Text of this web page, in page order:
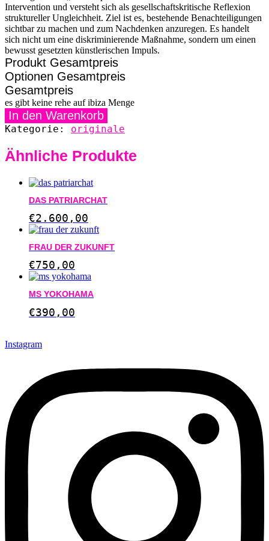
Intervention und versteht sich als gesellschaftskritische Reflexion
struktureller Ungleichheit. Ziel ist es, bestehende Benachteiligungen
sichtbar zu machen und zum Nachdenken anzuregen. Es handelt
sich nicht um eine diskriminierende Maßnahme, sondern um einen
bewusst gesetzten künstlerischen Impuls.
Produkt Gesamtpreis
Optionen Gesamtpreis
Gesamtpreis
es gibt keine rehe auf ibiza Menge
In den Warenkorb
Kategorie: originale
Ähnliche Produkte
DAS PATRIARCHAT
€2.600,00
FRAU DER ZUKUNFT
€750,00
MS YOKOHAMA
€390,00
Instagram